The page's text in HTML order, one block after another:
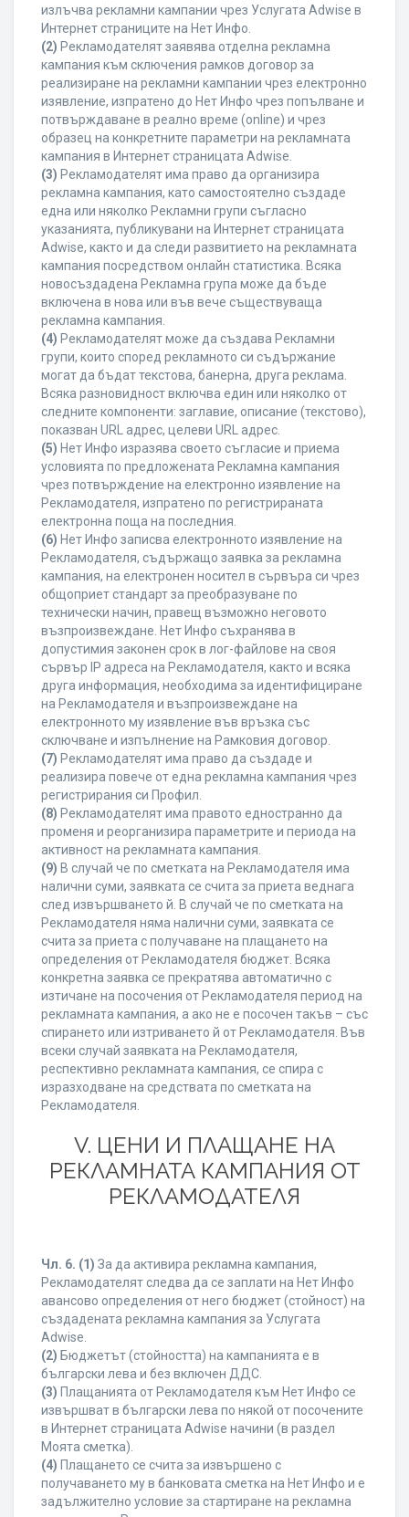
излъчва рекламни кампании чрез Услугата Adwise в
Интернет страниците на Нет Инфо.
(2) Рекламодателят заявява отделна рекламна
кампания към сключения рамков договор за
реализиране на рекламни кампании чрез електронно
изявление, изпратено до Нет Инфо чрез попълване и
потвърждаване в реално време (online) и чрез
образец на конкретните параметри на рекламната
кампания в Интернет страницата Adwise.
(3) Рекламодателят има право да организира
рекламна кампания, като самостоятелно създаде
една или няколко Рекламни групи съгласно
указанията, публикувани на Интернет страницата
Adwise, както и да следи развитието на рекламната
кампания посредством онлайн статистика. Всяка
новосъздадена Рекламна група може да бъде
включена в нова или във вече съществуваща
рекламна кампания.
(4) Рекламодателят може да създава Рекламни
групи, които според рекламното си съдържание
могат да бъдат текстова, банерна, друга реклама.
Всяка разновидност включва един или няколко от
следните компоненти: заглавие, описание (текстово),
показван URL адрес, целеви URL адрес.
(5) Нет Инфо изразява своето съгласие и приема
условията по предложената Рекламна кампания
чрез потвърждение на електронно изявление на
Рекламодателя, изпратено по регистрираната
електронна поща на последния.
(6) Нет Инфо записва електронното изявление на
Рекламодателя, съдържащо заявка за рекламна
кампания, на електронен носител в сървъра си чрез
общоприет стандарт за преобразуване по
технически начин, правещ възможно неговото
възпроизвеждане. Нет Инфо съхранява в
допустимия законен срок в лог-файлове на своя
сървър IP адреса на Рекламодателя, както и всяка
друга информация, необходима за идентифициране
на Рекламодателя и възпроизвеждане на
електронното му изявление във връзка със
сключване и изпълнение на Рамковия договор.
(7) Рекламодателят има право да създаде и
реализира повече от една рекламна кампания чрез
регистрирания си Профил.
(8) Рекламодателят има правото едностранно да
променя и реорганизира параметрите и периода на
активност на рекламната кампания.
(9) В случай че по сметката на Рекламодателя има
налични суми, заявката се счита за приета веднага
след извършването й. В случай че по сметката на
Рекламодателя няма налични суми, заявката се
счита за приета с получаване на плащането на
определения от Рекламодателя бюджет. Всяка
конкретна заявка се прекратява автоматично с
изтичане на посочения от Рекламодателя период на
рекламната кампания, а ако не е посочен такъв – със
спирането или изтриването й от Рекламодателя. Във
всеки случай заявката на Рекламодателя,
респективно рекламната кампания, се спира с
изразходване на средствата по сметката на
Рекламодателя.
V. ЦЕНИ И ПЛАЩАНЕ НА
РЕКЛАМНАТА КАМПАНИЯ ОТ
РЕКЛАМОДАТЕЛЯ
Чл. 6. (1) За да активира рекламна кампания,
Рекламодателят следва да се заплати на Нет Инфо
авансово определения от него бюджет (стойност) на
създадената рекламна кампания за Услугата
Adwise.
(2) Бюджетът (стойността) на кампанията е в
български лева и без включен ДДС.
(3) Плащанията от Рекламодателя към Нет Инфо се
извършват в български лева по някой от посочените
в Интернет страницата Adwise начини (в раздел
Моята сметка).
(4) Плащането се счита за извършено с
получаването му в банковата сметка на Нет Инфо и е
задължително условие за стартиране на рекламна